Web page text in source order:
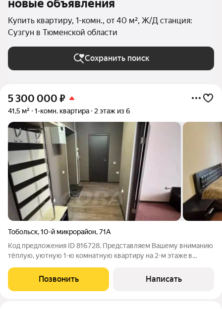
новые объявления
Купить квартиру, 1-комн., от 40 м², Ж/Д станция:
Сузгун в Тюменской области
Сохранить поиск
5 300 000 ₽
41,5 м² 1-комн. квартира 2 этаж из 6
Тобольск,10-й микрорайон,71А
Код предложения ID 816728. Представляем Вaшему внимaнию
тёплую, уютную 1-ю комнaтную кваpтиру нa 2-м этажe в
подъездах чистота. Придомовая территория благоустроена. На
территории дома новая детская
Позвонить Написать